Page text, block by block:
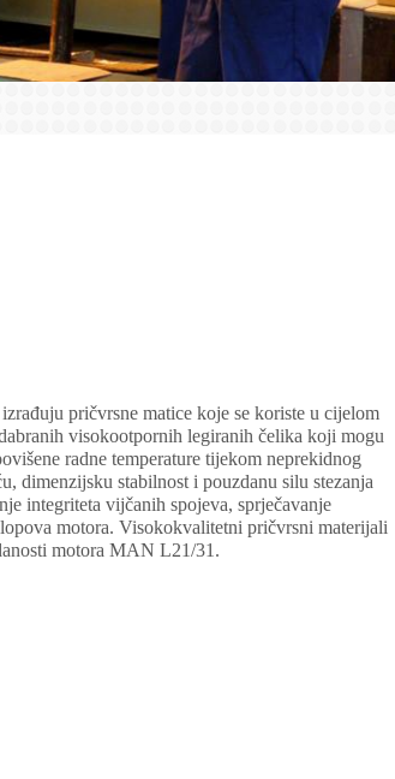
pričvrsne matice koje se koriste u cijelom
visokootpornih legiranih čelika koji mogu
radne temperature tijekom neprekidnog
dimenzijsku stabilnost i pouzdanu silu stezanja
integriteta vijčanih spojeva, sprječavanje
motora. Visokokvalitetni pričvrsni materijali
motora MAN L21/31.